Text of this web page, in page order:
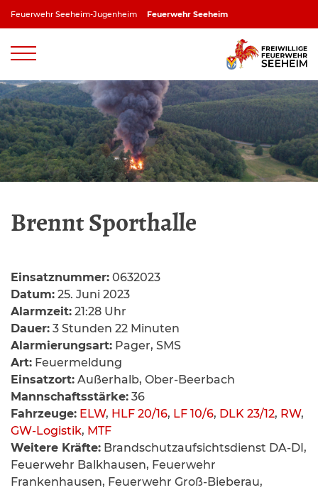
Feuerwehr Seeheim-Jugenheim Feuerwehr Seeheim
Brennt Sporthalle
Einsatznummer: 0632023
Datum: 25. Juni 2023
Alarmzeit: 21:28 Uhr
Dauer: 3 Stunden 22 Minuten
Alarmierungsart: Pager, SMS
Art: Feuermeldung
Einsatzort: Außerhalb, Ober-Beerbach
Mannschaftsstärke: 36
Fahrzeuge: ELW, HLF 20/16, LF 10/6, DLK 23/12, RW,
GW-Logistik, MTF
Weitere Kräfte: Brandschutzaufsichtsdienst DA-DI,
Feuerwehr Balkhausen, Feuerwehr
Frankenhausen, Feuerwehr Groß-Bieberau,